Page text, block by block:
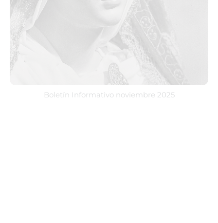
Boletín Informativo noviembre 2025